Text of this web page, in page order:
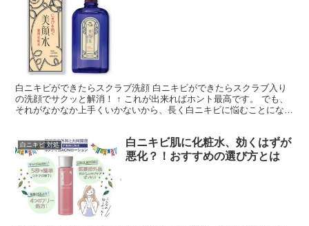
白ニキビができたらスクラブ洗顔 白ニキビができたらスクラブ入り
の洗顔でサクッと解消！ ↑ これが出来ればホント最高です。 でも、
それがなかなか上手くいかないから、長く白ニキビに悩むことになっ
白ニキビ 対処
白ニキビ肌に化粧水、効くはずが
悪化？！おすすめの選び方とは